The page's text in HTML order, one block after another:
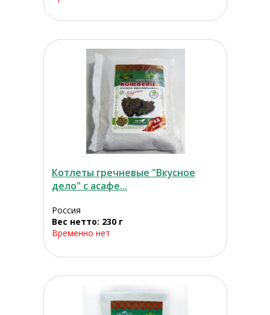
Котлеты гречневые "Вкусное
дело" с асафе...
Россия
Вес нетто: 230 г
Временно нет